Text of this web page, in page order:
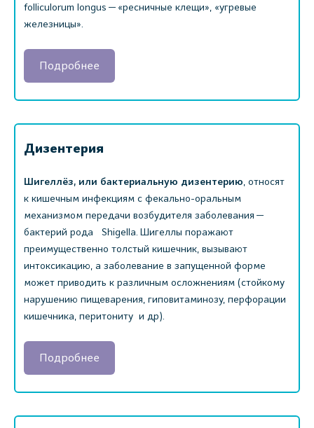
folliculorum longus — «ресничные клещи», «угревые
железницы».
Подробнее
Дизентерия
Шигеллёз, или бактериальную дизентерию, относят
к кишечным инфекциям с фекально-оральным
механизмом передачи возбудителя заболевания —
бактерий рода Shigella. Шигеллы поражают
преимущественно толстый кишечник, вызывают
интоксикацию, а заболевание в запущенной форме
может приводить к различным осложнениям (стойкому
нарушению пищеварения, гиповитаминозу, перфорации
кишечника, перитониту и др).
Подробнее